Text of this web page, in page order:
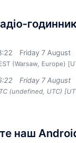
годинник
:22 Friday 7 August
(Warsaw, Europe)
:22 Friday 7 August
(undefined, UTC)
наш